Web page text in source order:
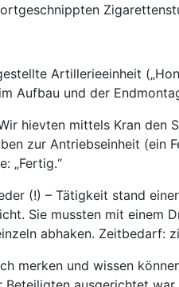
Artillerieeinheit
Aufbau und der
hievten mittels Kran
zur Antriebseinheit (ein
„Fertig.“
(!) – Tätigkeit stand
Sie mussten mit einem
abhaken. Zeitbedarf:
merken und wissen